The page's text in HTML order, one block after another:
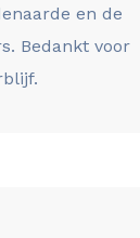
en de
Bedankt voor